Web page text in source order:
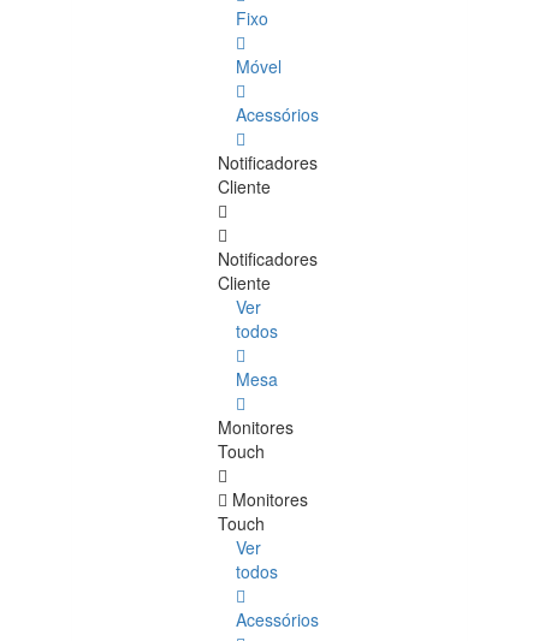
Fixo
Móvel
Acessórios
Notificadores
Cliente
Notificadores
Cliente
Ver
todos
Mesa
Monitores
Touch
Monitores
Touch
Ver
todos
Acessórios